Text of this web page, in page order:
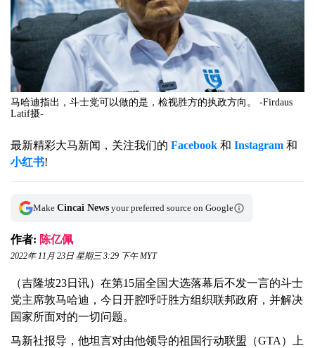
马哈迪指出，斗士党可以做的是，检视胜方的执政方向。 -Firdaus
Latif摄-
最新精彩大马新闻，关注我们的 Facebook 和 Instagram 和
小红书!
Make Cincai News your preferred source on Google
作者: 陈亿佩
2022年 11月 23日 星期三 3:29 下午 MYT
（吉隆坡23日讯）在第15届全国大选落幕后不发一言的斗士
党主席敦马哈迪，今日开腔呼吁胜方组织联邦政府，并解决
国家所面对的一切问题。
马新社报导，他坦言对由他领导的祖国行动联盟（GTA）上